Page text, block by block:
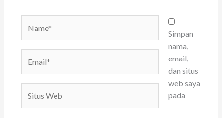
Web
Simpan
nama,
email,
dan situs
web saya
pada